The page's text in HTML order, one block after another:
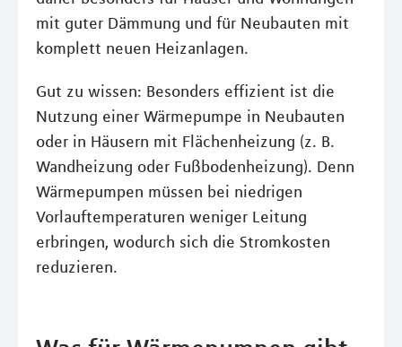
mit guter Dämmung und für Neubauten mit
komplett neuen Heizanlagen.
Gut zu wissen: Besonders effizient ist die
Nutzung einer Wärmepumpe in Neubauten
oder in Häusern mit Flächenheizung (z. B.
Wandheizung oder Fußbodenheizung). Denn
Wärmepumpen müssen bei niedrigen
Vorlauftemperaturen weniger Leitung
erbringen, wodurch sich die Stromkosten
reduzieren.